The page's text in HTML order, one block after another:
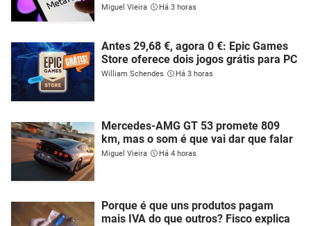
Miguel Vieira Há 3 horas
Antes 29,68 €, agora 0 €: Epic Games
Store oferece dois jogos grátis para PC
William Schendes Há 3 horas
Mercedes-AMG GT 53 promete 809
km, mas o som é que vai dar que falar
Miguel Vieira Há 4 horas
Porque é que uns produtos pagam
mais IVA do que outros? Fisco explica